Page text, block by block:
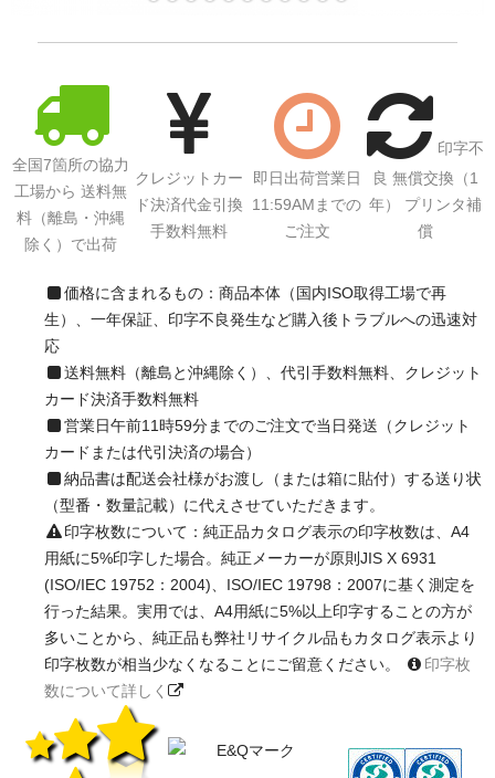
全国7箇所の協力
工場から 送料無
料（離島・沖縄
除く）で出荷
クレジットカー
ド決済代金引換
手数料無料
即日出荷営業日
11:59AMまでの
ご注文
印字不
良 無償交換（1
年） プリンタ補
償
価格に含まれるもの：商品本体（国内ISO取得工場で再
生）、一年保証、印字不良発生など購入後トラブルへの迅速対
応
送料無料（離島と沖縄除く）、代引手数料無料、クレジット
カード決済手数料無料
営業日午前11時59分までのご注文で当日発送（クレジット
カードまたは代引決済の場合）
納品書は配送会社様がお渡し（または箱に貼付）する送り状
（型番・数量記載）に代えさせていただきます。
印字枚数について：純正品カタログ表示の印字枚数は、A4
用紙に5%印字した場合。純正メーカーが原則JIS X 6931
(ISO/IEC 19752：2004)、ISO/IEC 19798：2007に基く測定を
行った結果。実用では、A4用紙に5%以上印字することの方が
多いことから、純正品も弊社リサイクル品もカタログ表示より
印字枚数が相当少なくなることにご留意ください。
印字枚
数について詳しく